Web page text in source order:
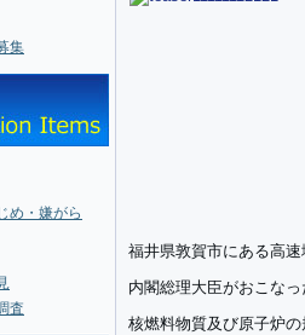
集
め・嫌がら
査
福井県敦賀市にある高
内閣総理大臣がおこなっ
核燃料物質及び原子炉